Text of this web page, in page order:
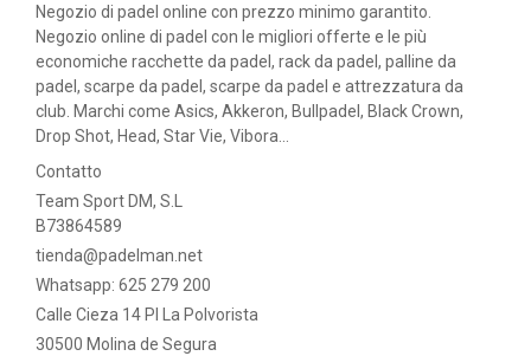
Negozio di padel online con prezzo minimo garantito.
Negozio online di padel con le migliori offerte e le più
economiche racchette da padel, rack da padel, palline da
padel, scarpe da padel, scarpe da padel e attrezzatura da
club. Marchi come Asics, Akkeron, Bullpadel, Black Crown,
Drop Shot, Head, Star Vie, Vibora...
Contatto
Team Sport DM, S.L
B73864589
tienda@padelman.net
Whatsapp: 625 279 200
Calle Cieza 14 PI La Polvorista
30500 Molina de Segura